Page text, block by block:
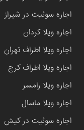
اجاره سوئیت در شیراز
اجاره ویلا کردان
اجاره ویلا اطراف تهران
اجاره ویلا اطراف کرج
اجاره ویلا رامسر
اجاره ویلا ماسال
اجاره سوئیت در کیش